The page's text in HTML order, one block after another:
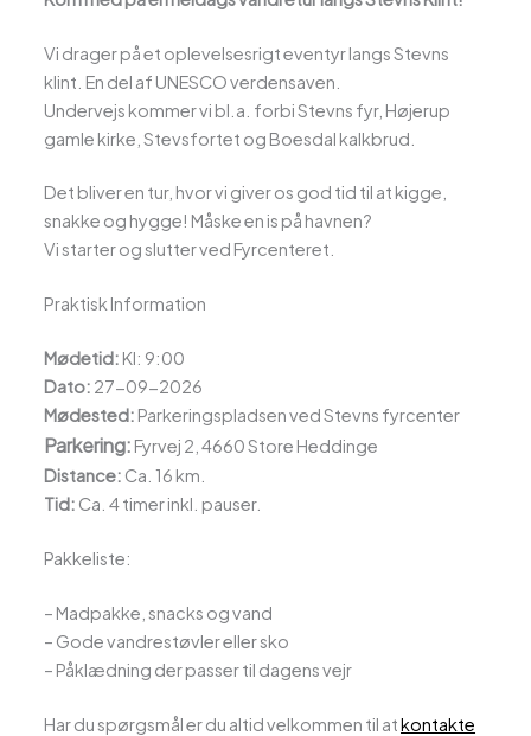
Vi drager på et oplevelsesrigt eventyr langs Stevns
klint. En del af UNESCO verdensaven.
Undervejs kommer vi bl.a. forbi Stevns fyr, Højerup
gamle kirke, Stevsfortet og Boesdal kalkbrud.
Det bliver en tur, hvor vi giver os god tid til at kigge,
snakke og hygge! Måske en is på havnen?
Vi starter og slutter ved Fyrcenteret.
Praktisk Information
Mødetid: Kl: 9:00
Dato: 27-09-2026
Mødested: Parkeringspladsen ved Stevns fyrcenter
Parkering: Fyrvej 2, 4660 Store Heddinge
Distance: Ca. 16 km.
Tid: Ca. 4 timer inkl. pauser.
Pakkeliste:
– Madpakke, snacks og vand
– Gode vandrestøvler eller sko
– Påklædning der passer til dagens vejr
Har du spørgsmål er du altid velkommen til atkontakte